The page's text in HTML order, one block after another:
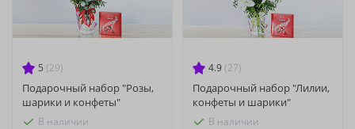
5 (29)
Подарочный набор "Розы,
шарики и конфеты"
В наличии
4.9 (27)
Подарочный набор "Лилии,
конфеты и шарики"
В наличии